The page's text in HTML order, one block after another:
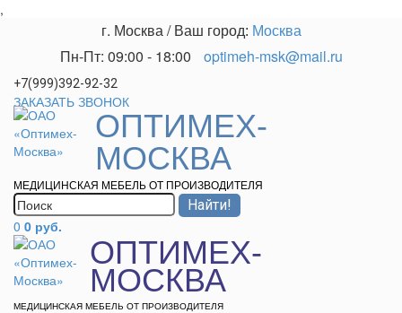
,
г. Москва/ Ваш город: Москва
Пн-Пт: 09:00 - 18:00 optimeh-msk@mail.ru
+7(999)392-92-32
ЗАКАЗАТЬ ЗВОНОК
ОПТИМЕХ-
МОСКВА
МЕДИЦИНСКАЯ МЕБЕЛЬ ОТ ПРОИЗВОДИТЕЛЯ
0 0 руб.
ОПТИМЕХ-
МОСКВА
МЕДИЦИНСКАЯ МЕБЕЛЬ ОТ ПРОИЗВОДИТЕЛЯ